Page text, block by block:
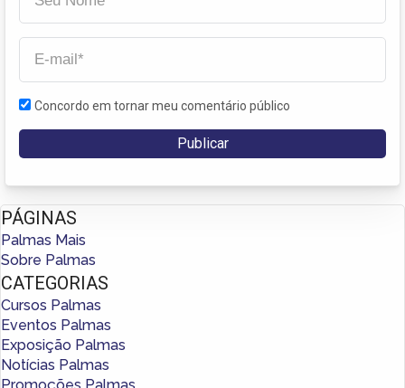
Concordo em tornar meu comentário público
PÁGINAS
Palmas Mais
Sobre Palmas
CATEGORIAS
Cursos Palmas
Eventos Palmas
Exposição Palmas
Notícias Palmas
Promoções Palmas